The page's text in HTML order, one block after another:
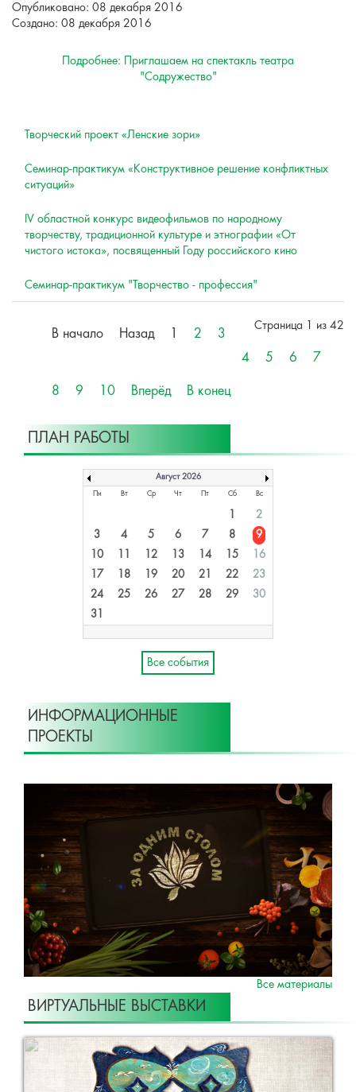
Опубликовано: 08 декабря 2016
Создано: 08 декабря 2016
Подробнее: Приглашаем на спектакль театра
"Содружество"
Творческий проект «Ленские зори»
Семинар-практикум «Конструктивное решение конфликтных
ситуаций»
IV областной конкурс видеофильмов по народному
творчеству, традиционной культуре и этнографии «От
чистого истока», посвященный Году российского кино
Семинар-практикум "Творчество - профессия"
Страница 1 из 42
В начало Назад 2
3
4
5 6 7
8 9 10 Вперёд В конец
ПЛАН РАБОТЫ
Август 2026
Пн Вт Ср Чт Пт Сб Вс
1
2
3
4 5 6 7 8
9
10
11 12 13 14 15
16
17
18 19 20 21 22
23
24
25 26 27 28 29
30
31
Все события
ИНФОРМАЦИОННЫЕ
ПРОЕКТЫ
Все материалы
ВИРТУАЛЬНЫЕ ВЫСТАВКИ